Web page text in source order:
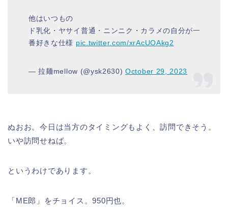
他はいつもの
ド乳化・ヤサイ普通・ニンニク・カラメの自分が一
番好きな仕様 pic.twitter.com/xrAcUOAkg2
— 拉麺mellow (@ysk2630)October 29, 2023
ぬおお。今日は当方のタイミングもよく、訪問できそう。
いや訪問せねば。
というわけであります。
「ME郎」をチョイス。950円也。